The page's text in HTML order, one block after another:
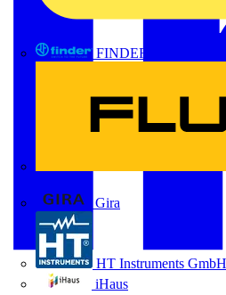
FINDER
Gira
HT Instruments GmbH
iHaus